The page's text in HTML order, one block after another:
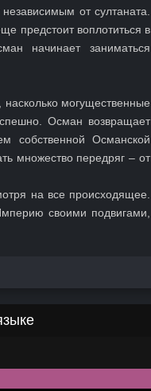
от султаната.
предстоит воплотиться в
начинает заниматься
могущественные
Осман возвращает
собственной Османской
множество передряг – от
на все происходящее.
своими подвигами,